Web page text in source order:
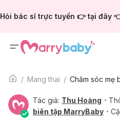
Hỏi bác sĩ trực tuyến 👉 tại đây
Mang thai Chăm sóc mẹ
Tác giả: Thu Hoàng
biên tập MarryBaby